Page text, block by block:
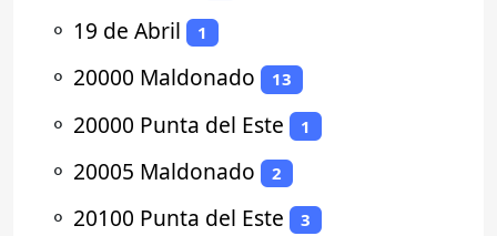
⚬ 19 de Abril 1
⚬ 20000 Maldonado 13
⚬ 20000 Punta del Este 1
⚬ 20005 Maldonado 2
⚬ 20100 Punta del Este 3